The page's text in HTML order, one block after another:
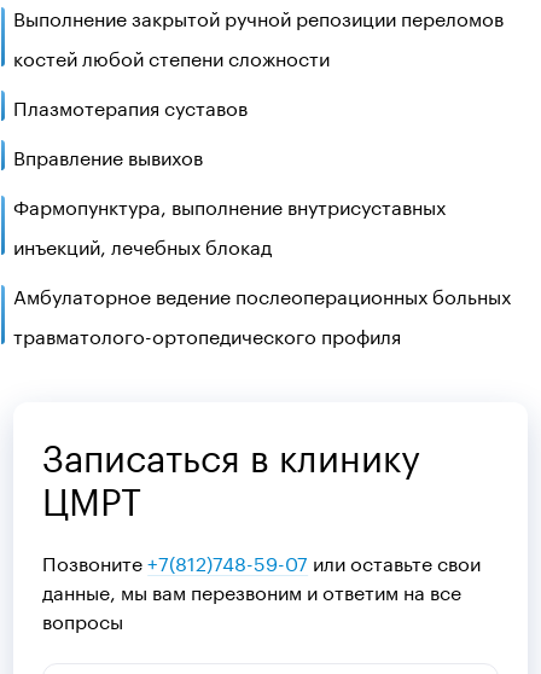
Выполнение закрытой ручной репозиции переломов
костей любой степени сложности
Плазмотерапия суставов
Вправление вывихов
Фармопунктура, выполнение внутрисуставных
инъекций, лечебных блокад
Амбулаторное ведение послеоперационных больных
травматолого-ортопедического профиля
Записаться в клинику
ЦМРТ
Позвоните+7(812)748-59-07 или оставьте свои
данные, мы вам перезвоним и ответим на все
вопросы